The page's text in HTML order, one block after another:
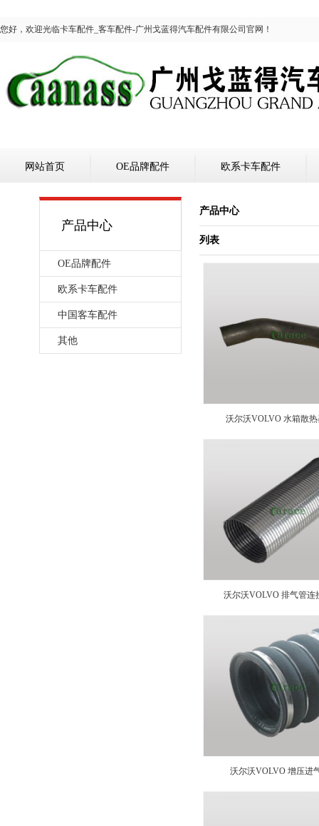
您好，欢迎光临卡车配件_客车配件-广州戈蓝得汽车配件有限公司官网！
网站首页 OE品牌配件 欧系卡车配件
产品中心
OE品牌配件
欧系卡车配件
中国客车配件
其他
产品中心
列表
沃尔沃VOLVO 水箱散热
沃尔沃VOLVO 排气管连
沃尔沃VOLVO 增压进